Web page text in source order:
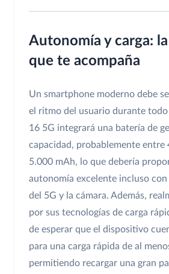
Autonomía y carga:
que te acompaña
Un smartphone moderno debe
el ritmo del usuario durante todo
16 5G integrará una batería de
capacidad, probablemente entre
5.000 mAh, lo que debería
autonomía excelente incluso
del 5G y la cámara. Además,
por sus tecnologías de carga
de esperar que el dispositivo
para una carga rápida de al
permitiendo recargar una gran